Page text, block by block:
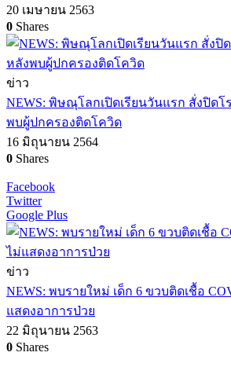
20 เมษายน 2563
0 Shares
ข่าว
NEWS: พิษณุโลกเปิดเรียนวันแรก สั่งปิดโ
พบผู้ปกครองติดโควิด
16 มิถุนายน 2564
0 Shares
Facebook
Twitter
Google Plus
ข่าว
NEWS: พบรายใหม่ เด็ก 6 ขวบติดเชื้อ
แสดงอาการป่วย
22 มิถุนายน 2563
0 Shares